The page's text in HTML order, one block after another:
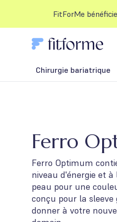
FitForMe
Chirurgie bariatrique
Ferro
Ferro Optimum
niveau d'énergie et
peau pour une
conçu pour la sleeve
donner à votre